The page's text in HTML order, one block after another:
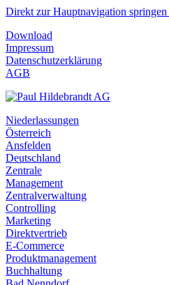
Direkt zur Hauptnavigation springen
Download
Impressum
Datenschutzerklärung
AGB
Niederlassungen
Österreich
Ansfelden
Deutschland
Zentrale
Management
Zentralverwaltung
Controlling
Marketing
Direktvertrieb
E-Commerce
Produktmanagement
Buchhaltung